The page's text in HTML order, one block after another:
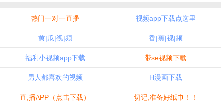
热门一对一直播 视频app下载点这里
黄|瓜|视|频 香|蕉|视|频
福利小视频app下载 带se视频下载
男人都喜欢的视频 H漫画下载
直,播APP（点击下载） 切记,准备好纸巾！！